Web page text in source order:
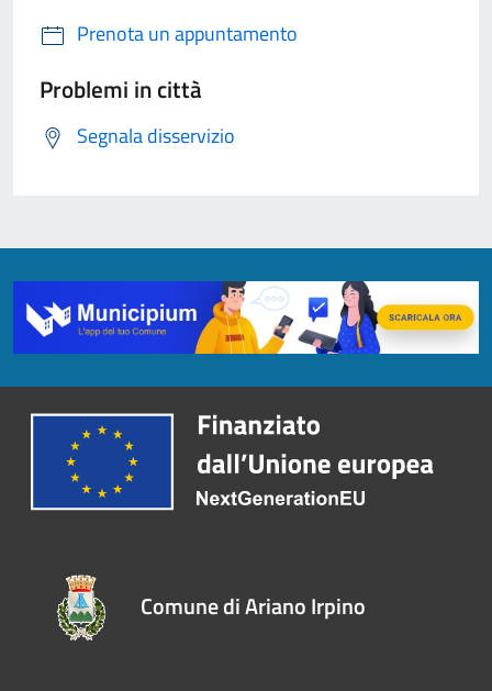
Prenota un appuntamento
Problemi in città
Segnala disservizio
Comune di Ariano Irpino